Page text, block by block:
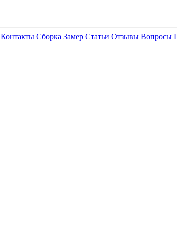
Контакты Сборка Замер Статьи Отзывы Вопросы